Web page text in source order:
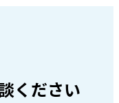
ください